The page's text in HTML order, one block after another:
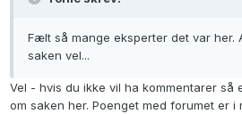
Fælt så mange eksperter det var her.
saken vel...
Vel - hvis du ikke vil ha kommentarer så
om saken her. Poenget med forumet er i